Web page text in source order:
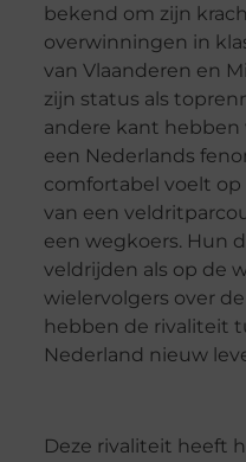
bekend om zijn
overwinningen in
van Vlaanderen en
zijn status als
andere kant hebben
een Nederlands
comfortabel voelt
van een
een wegkoers. Hun
veldrijden als op de
wielervolgers over
hebben de rivaliteit
Nederland nieuw
Deze rivaliteit heeft